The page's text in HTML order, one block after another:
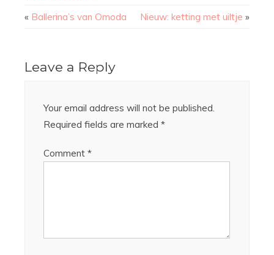
« Ballerina’s van Omoda Nieuw: ketting met uiltje »
Leave a Reply
Your email address will not be published.
Required fields are marked *
Comment *